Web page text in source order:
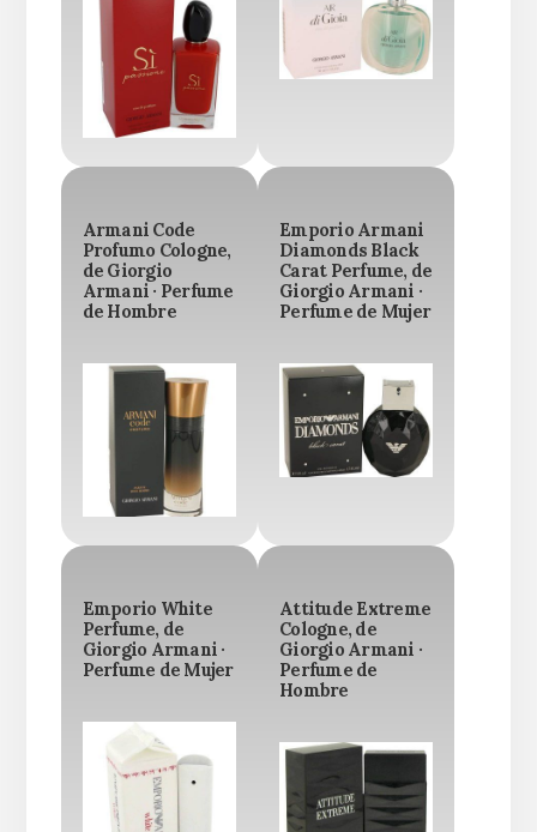
Armani Code
Profumo Cologne,
de Giorgio
Armani · Perfume
de Hombre
Emporio Armani
Diamonds Black
Carat Perfume, de
Giorgio Armani ·
Perfume de Mujer
Emporio White
Perfume, de
Giorgio Armani ·
Perfume de Mujer
Attitude Extreme
Cologne, de
Giorgio Armani ·
Perfume de
Hombre